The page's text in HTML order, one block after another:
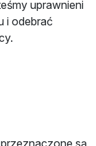
uprawnieni
i odebrać
są